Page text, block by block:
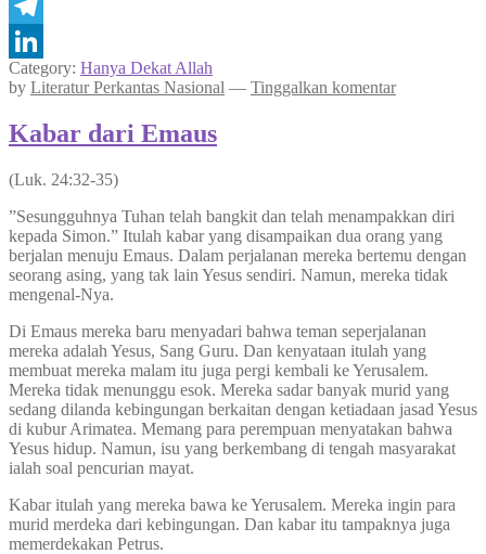
WhatsApp
Telegram
LinkedIn
Category: Hanya Dekat Allah
by Literatur Perkantas Nasional — Tinggalkan komentar
Kabar dari Emaus
(Luk. 24:32-35)
”Sesungguhnya Tuhan telah bangkit dan telah menampakkan diri
kepada Simon.” Itulah kabar yang disampaikan dua orang yang
berjalan menuju Emaus. Dalam perjalanan mereka bertemu dengan
seorang asing, yang tak lain Yesus sendiri. Namun, mereka tidak
mengenal-Nya.
Di Emaus mereka baru menyadari bahwa teman seperjalanan
mereka adalah Yesus, Sang Guru. Dan kenyataan itulah yang
membuat mereka malam itu juga pergi kembali ke Yerusalem.
Mereka tidak menunggu esok. Mereka sadar banyak murid yang
sedang dilanda kebingungan berkaitan dengan ketiadaan jasad Yesus
di kubur Arimatea. Memang para perempuan menyatakan bahwa
Yesus hidup. Namun, isu yang berkembang di tengah masyarakat
ialah soal pencurian mayat.
Kabar itulah yang mereka bawa ke Yerusalem. Mereka ingin para
murid merdeka dari kebingungan. Dan kabar itu tampaknya juga
memerdekakan Petrus.